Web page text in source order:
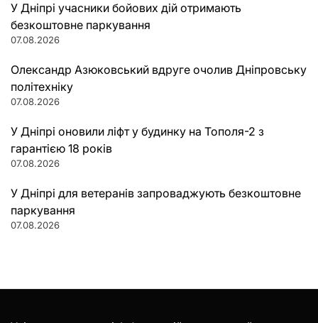
У Дніпрі учасники бойових дій отримають
безкоштовне паркування
07.08.2026
Олександр Азюковський вдруге очолив Дніпровську
політехніку
07.08.2026
У Дніпрі оновили ліфт у будинку на Тополя-2 з
гарантією 18 років
07.08.2026
У Дніпрі для ветеранів запроваджують безкоштовне
паркування
07.08.2026